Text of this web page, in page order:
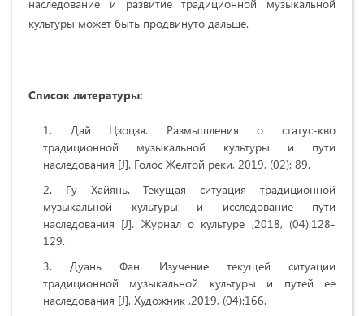
наследование и развитие традиционной музыкальной
культуры может быть продвинуто дальше.
Список литературы:
Дай Цзоцзя. Размышления о статус-кво
традиционной музыкальной культуры и пути
наследования [J]. Голос Желтой реки, 2019, (02): 89.
Гу Хайянь. Текущая ситуация традиционной
музыкальной культуры и исследование пути
наследования [J]. Журнал о культуре ,2018, (04):128-
129.
Дуань Фан. Изучение текущей ситуации
традиционной музыкальной культуры и путей ее
наследования [J]. Художник ,2019, (04):166.